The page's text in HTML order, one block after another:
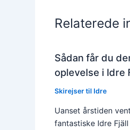
Relaterede
Sådan får du
oplevelse i Idre
Skirejser til Idre
Uanset årstiden
fantastiske Idre